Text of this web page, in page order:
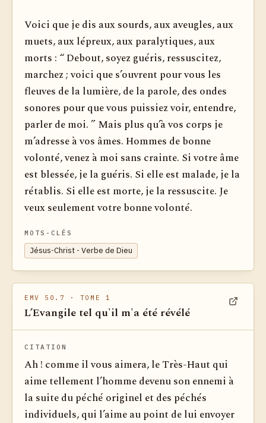
Voici que je dis aux sourds, aux aveugles, aux
muets, aux lépreux, aux paralytiques, aux
morts : “ Debout, soyez guéris, ressuscitez,
marchez ; voici que s’ouvrent pour vous les
fleuves de la lumière, de la parole, des ondes
sonores pour que vous puissiez voir, entendre,
parler de moi. ” Mais plus qu’à vos corps je
m’adresse à vos âmes. Hommes de bonne
volonté, venez à moi sans crainte. Si votre âme
est blessée, je la guéris. Si elle est malade, je la
rétablis. Si elle est morte, je la ressuscite. Je
veux seulement votre bonne volonté.
MOTS-CLÉS
Jésus-Christ - Verbe de Dieu
EMV 50.7 · TOME 1
L’Evangile tel qu'il m'a été révélé
CITATION
Ah ! comme il vous aimera, le Très-Haut qui
aime tellement l’homme devenu son ennemi à
la suite du péché originel et des pé­chés
individuels, qui l’aime au point de lui envoyer